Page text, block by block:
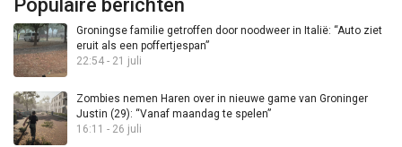
Populaire berichten
Groningse familie getroffen door noodweer in Italië: “Auto ziet
eruit als een poffertjespan”
22:54 - 21 juli
Zombies nemen Haren over in nieuwe game van Groninger
Justin (29): “Vanaf maandag te spelen”
16:11 - 26 juli